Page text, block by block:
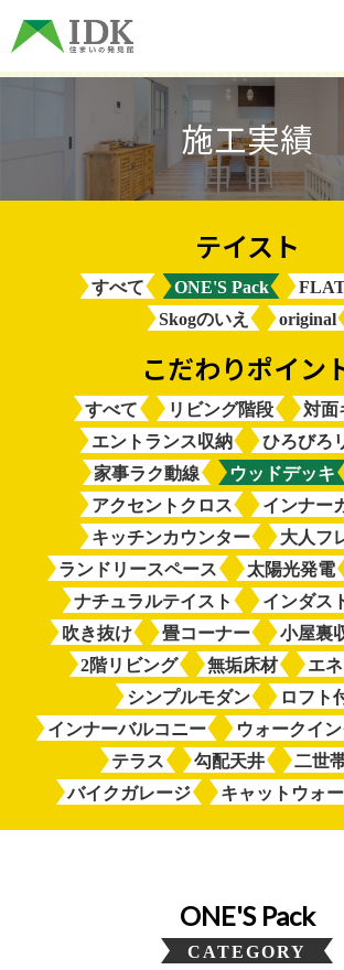
施工実績
すべて ONE'S Pack
Skogのいえ
original
すべて リビング階段
対面
エントランス収納
ひろびろ
家事ラク動線
ウッドデッキ
アクセントクロス
インナー
キッチンカウンター
大人フ
ランドリースペース
太陽光発電
ナチュラルテイスト
インダス
吹き抜け
畳コーナー 小屋裏
2階リビング
無垢床材
エ
シンプルモダン
ロフト
インナーバルコニー
ウォークイ
テラス
勾配天井
二世
バイクガレージ
キャットウォ
ONE'S Pack
CATEGORY